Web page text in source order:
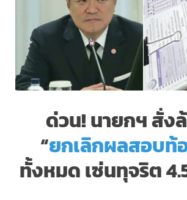
ด่วน! นายกฯ สั่ง
“ยกเลิกผลสอบท้
ทั้งหมด เซ่นทุจริต